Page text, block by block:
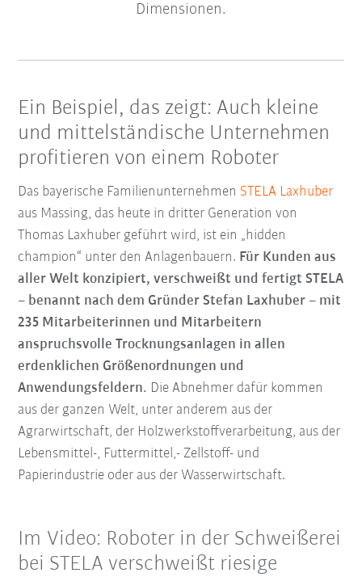
Dimensionen.
Ein Beispiel, das zeigt: Auch kleine
und mittelständische Unternehmen
profitieren von einem Roboter
Das bayerische Familienunternehmen STELA Laxhuber
aus Massing, das heute in dritter Generation von
Thomas Laxhuber geführt wird, ist ein „hidden
champion“ unter den Anlagenbauern. Für Kunden aus
aller Welt konzipiert, verschweißt und fertigt STELA
– benannt nach dem Gründer Stefan Laxhuber – mit
235 Mitarbeiterinnen und Mitarbeitern
anspruchsvolle Trocknungsanlagen in allen
erdenklichen Größenordnungen und
Anwendungsfeldern. Die Abnehmer dafür kommen
aus der ganzen Welt, unter anderem aus der
Agrarwirtschaft, der Holzwerkstoffverarbeitung, aus der
Lebensmittel-, Futtermittel,- Zellstoff- und
Papierindustrie oder aus der Wasserwirtschaft.
Im Video: Roboter in der Schweißerei
bei STELA verschweißt riesige